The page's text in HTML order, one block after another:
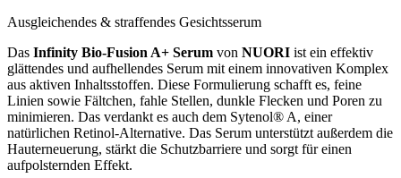
Ausgleichendes & straffendes Gesichtsserum
Das Infinity Bio-Fusion A+ Serum von NUORI ist ein effektiv
glättendes und aufhellendes Serum mit einem innovativen Komplex
aus aktiven Inhaltsstoffen. Diese Formulierung schafft es, feine
Linien sowie Fältchen, fahle Stellen, dunkle Flecken und Poren zu
minimieren. Das verdankt es auch dem Sytenol® A, einer
natürlichen Retinol-Alternative. Das Serum unterstützt außerdem die
Hauterneuerung, stärkt die Schutzbarriere und sorgt für einen
aufpolsternden Effekt.